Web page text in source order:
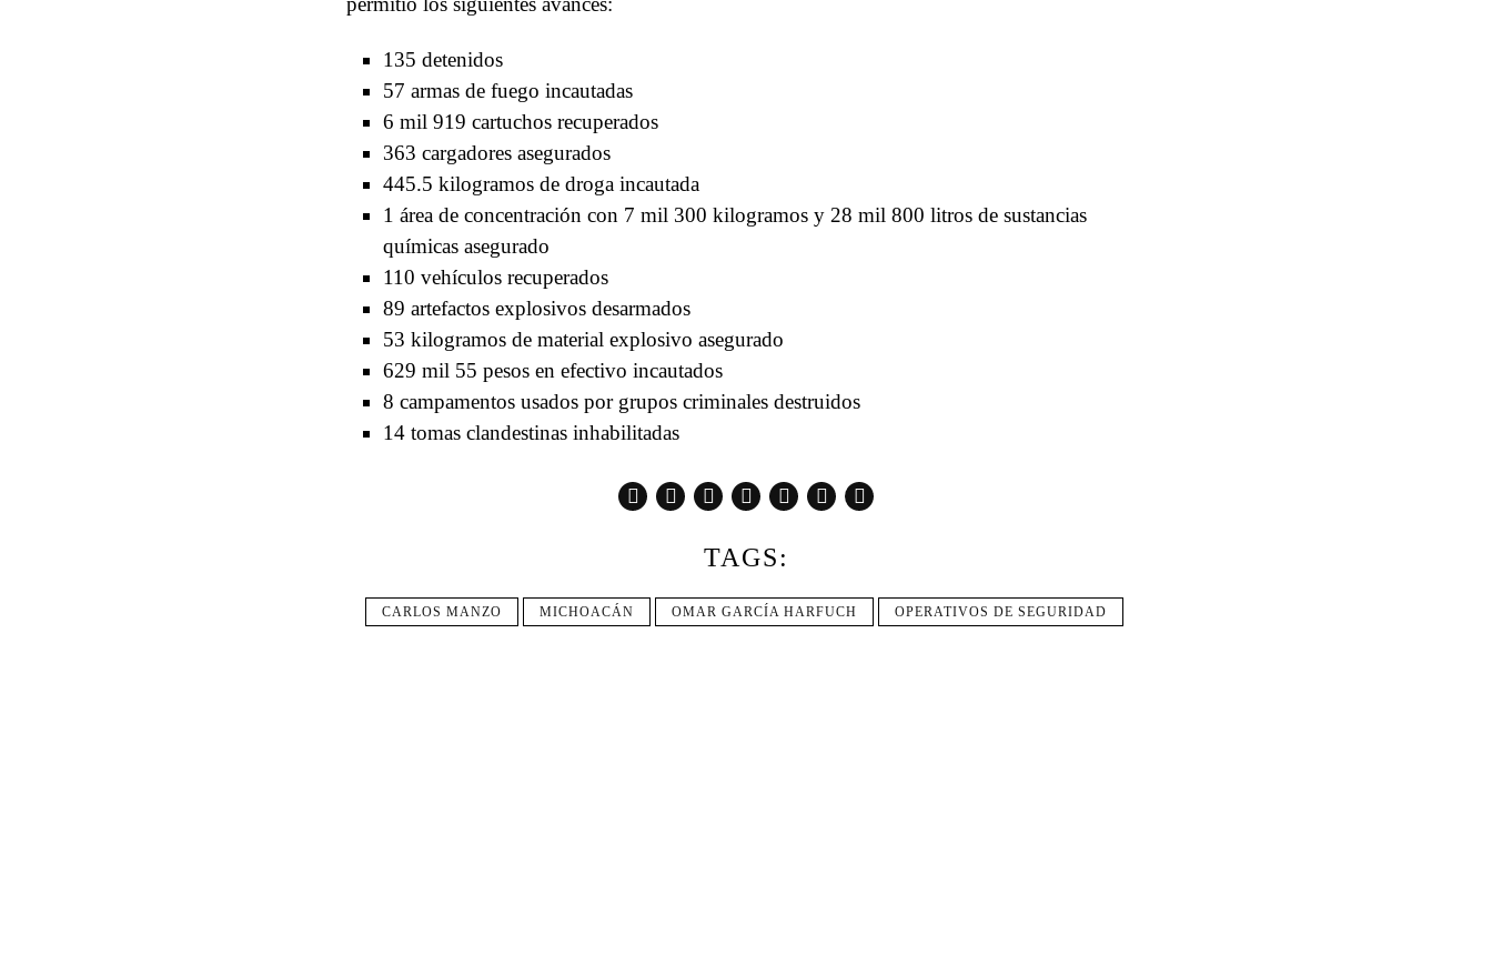
135 detenidos
57 armas de fuego incautadas
6 mil 919 cartuchos recuperados
363 cargadores asegurados
445.5 kilogramos de droga incautada
1 área de concentración con 7 mil 300 kilogramos y 28 mil 800 litros de sustancias
químicas asegurado
110 vehículos recuperados
89 artefactos explosivos desarmados
53 kilogramos de material explosivo asegurado
629 mil 55 pesos en efectivo incautados
8 campamentos usados por grupos criminales destruidos
14 tomas clandestinas inhabilitadas
TAGS:
CARLOS MANZO MICHOACÁN OMAR GARCÍA HARFUCH OPERATIVOS DE SEGURIDAD